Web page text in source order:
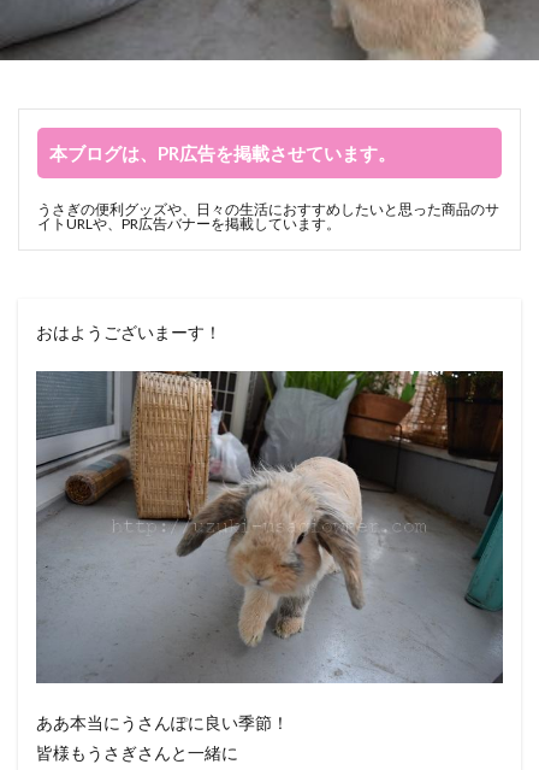
本ブログは、PR広告を掲載させています。
うさぎの便利グッズや、日々の生活におすすめしたいと思った商品のサ
イトURLや、PR広告バナーを掲載しています。
おはようございまーす！
ああ本当にうさんぽに良い季節！
皆様もうさぎさんと一緒に